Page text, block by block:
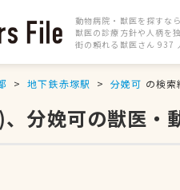
動物病院・獣医を探すな
獣医の診療方針や人柄を
街の頼れる獣医さん
地下鉄赤塚駅 分娩可 の検索
分娩可の獣医・